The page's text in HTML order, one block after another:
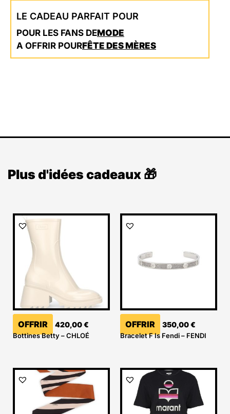
LE CADEAU PARFAIT POUR
POUR LES FANS DEMODE
A OFFRIR POURFÊTE DES MÈRES
Plus d'idées cadeaux 🎁
OFFRIR 420,00€
Bottines Betty – CHLOÉ
OFFRIR 350,00€
Bracelet F Is Fendi – FENDI